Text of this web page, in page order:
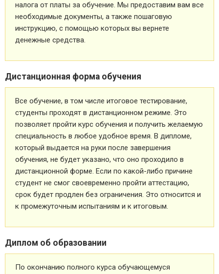
налога от платы за обучение. Мы предоставим вам все
необходимые документы, а также пошаговую
инструкцию, с помощью которых вы вернете
денежные средства.
Дистанционная форма обучения
Все обучение, в том числе итоговое тестирование,
студенты проходят в дистанционном режиме. Это
позволяет пройти курс обучения и получить желаемую
специальность в любое удобное время. В дипломе,
который выдается на руки после завершения
обучения, не будет указано, что оно проходило в
дистанционной форме. Если по какой-либо причине
студент не смог своевременно пройти аттестацию,
срок будет продлен без ограничения. Это относится и
к промежуточным испытаниям и к итоговым.
Диплом об образовании
По окончанию полного курса обучающемуся